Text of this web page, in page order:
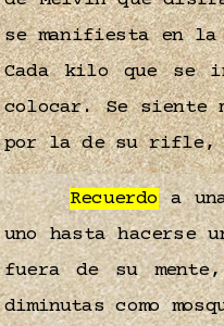
se manifiesta en
Cada kilo que se
colocar. Se siente
por la de su rifle,
Recuerdoa
uno hasta hacerse
fuera de su
diminutas como